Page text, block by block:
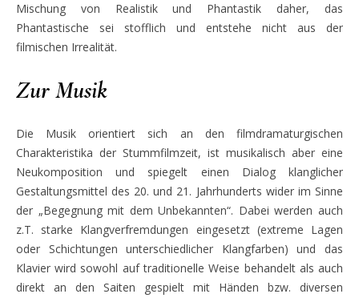
Mischung von Realistik und Phantastik daher, das
Phantastische sei stofflich und entstehe nicht aus der
filmischen Irrealität.
Zur Musik
Die Musik orientiert sich an den filmdramaturgischen
Charakteristika der Stummfilmzeit, ist musikalisch aber eine
Neukomposition und spiegelt einen Dialog klanglicher
Gestaltungsmittel des 20. und 21. Jahrhunderts wider im Sinne
der „Begegnung mit dem Unbekannten“. Dabei werden auch
z.T. starke Klangverfremdungen eingesetzt (extreme Lagen
oder Schichtungen unterschiedlicher Klangfarben) und das
Klavier wird sowohl auf traditionelle Weise behandelt als auch
direkt an den Saiten gespielt mit Händen bzw. diversen